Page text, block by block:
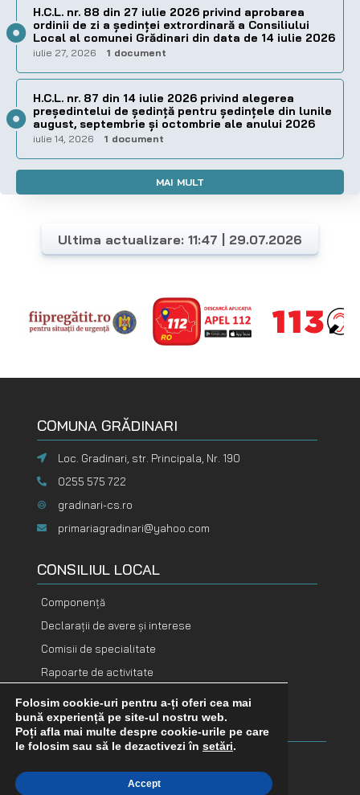
H.C.L. nr. 88 din 27 iulie 2026 privind aprobarea
ordinii de zi a şedinţei extrordinară a Consiliului
Local al comunei Grădinari din data de 14 iulie 2026
iulie 27, 2026 1 document
H.C.L. nr. 87 din 14 iulie 2026 privind alegerea
preşedintelui de şedinţă pentru ședințele din lunile
august, septembrie și octombrie ale anului 2026
iulie 14, 2026 1 document
MAI MULT
Ultima actualizare: 11:47 | 29.07.2026
COMUNA GRĂDINARI
Loc. Gradinari, str. Principala, Nr. 190
0255 575 722
gradinari-cs.ro
primariagradinari@yahoo.com
CONSILIUL LOCAL
Componență
Declarații de avere și interese
Comisii de specialitate
Rapoarte de activitate
DOCUMENTE
FINANCIARE
DOCUMENTE
ADOPTATE
Folosim cookie-uri pentru a-ți oferi cea mai
bună experiență pe site-ul nostru web.
Poți afla mai multe despre cookie-urile pe care
le folosim sau să le dezactivezi în setări.
Accept